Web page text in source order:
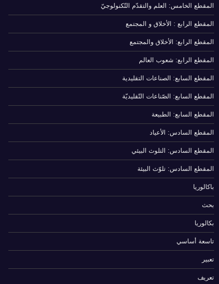
المقطع الخامس: العلم والتقدّم التّكنولوجيّ
المقطع الرابع : الأخلاق و المجتمع
المقطع الرابع: الأخلاق والمجتمع
المقطع الرابع: شعوب العالم
المقطع السابع: الصناعات التقليدية
المقطع السابع: الصّناعات التّقليديّة
المقطع السابع: الطبيعة
المقطع السادس: الأعياد
المقطع السادس: التلوث البيئي
المقطع السادس: تلوّث البيئة
باكالوريا
بحث
بكالوريا
تاسعة أساسي
تعبير
تعريف